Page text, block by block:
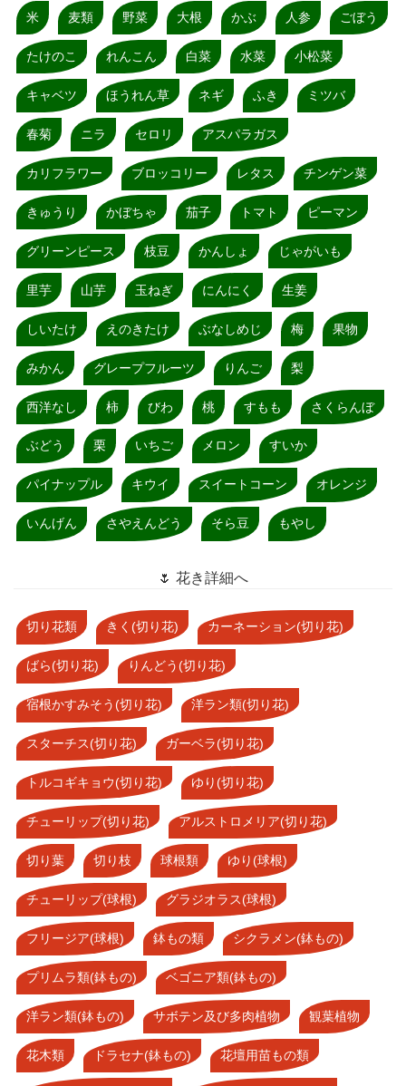
米 麦類 野菜 大根 かぶ 人参 ごぼう
たけのこ れんこん 白菜 水菜 小松菜
キャベツ ほうれん草 ネギ ふき ミツバ
春菊 ニラ セロリ アスパラガス
カリフラワー ブロッコリー レタス チンゲン菜
きゅうり かぼちゃ 茄子 トマト ピーマン
グリーンピース 枝豆 かんしょ じゃがいも
里芋 山芋 玉ねぎ にんにく 生姜
しいたけ えのきたけ ぶなしめじ 梅 果物
みかん グレープフルーツ りんご 梨
西洋なし 柿 びわ 桃 すもも さくらんぼ
ぶどう 栗 いちご メロン すいか
パイナップル キウイ スイートコーン オレンジ
いんげん さやえんどう そら豆 もやし
🌷 花き詳細へ
切り花類 きく(切り花) カーネーション(切り花)
ばら(切り花) りんどう(切り花)
宿根かすみそう(切り花) 洋ラン類(切り花)
スターチス(切り花) ガーベラ(切り花)
トルコギキョウ(切り花) ゆり(切り花)
チューリップ(切り花) アルストロメリア(切り花)
切り葉 切り枝 球根類 ゆり(球根)
チューリップ(球根) グラジオラス(球根)
フリージア(球根) 鉢もの類 シクラメン(鉢もの)
プリムラ類(鉢もの) ベゴニア類(鉢もの)
洋ラン類(鉢もの) サボテン及び多肉植物 観葉植物
花木類 ドラセナ(鉢もの) 花壇用苗もの類